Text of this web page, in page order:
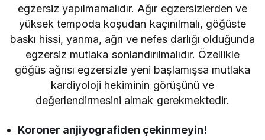
egzersiz yapılmamalıdır. Ağır egzersizlerden ve
yüksek tempoda koşudan kaçınılmalı, göğüste
baskı hissi, yanma, ağrı ve nefes darlığı olduğunda
egzersiz mutlaka sonlandırılmalıdır. Özellikle
göğüs ağrısı egzersizle yeni başlamışsa mutlaka
kardiyoloji hekiminin görüşünü ve
değerlendirmesini almak gerekmektedir.
Koroner anjiyografiden çekinmeyin!